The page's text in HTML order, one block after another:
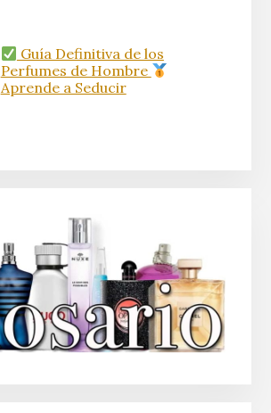
Guía Definitiva de los
Perfumes de Hombre
Aprende a Seducir